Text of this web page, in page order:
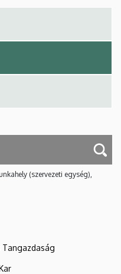
(szervezeti egység),